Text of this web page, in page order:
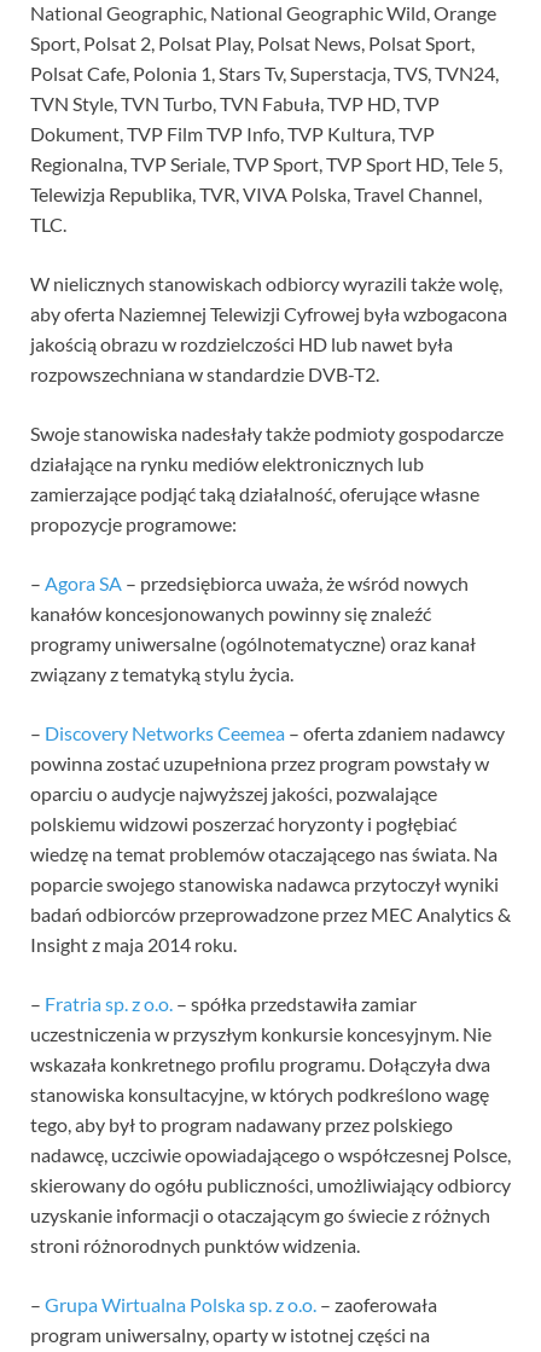
National Geographic, National Geographic Wild, Orange
Sport, Polsat 2, Polsat Play, Polsat News, Polsat Sport,
Polsat Cafe, Polonia 1, Stars Tv, Superstacja, TVS, TVN24,
TVN Style, TVN Turbo, TVN Fabuła, TVP HD, TVP
Dokument, TVP Film TVP Info, TVP Kultura, TVP
Regionalna, TVP Seriale, TVP Sport, TVP Sport HD, Tele 5,
Telewizja Republika, TVR, VIVA Polska, Travel Channel,
TLC.
W nielicznych stanowiskach odbiorcy wyrazili także wolę,
aby oferta Naziemnej Telewizji Cyfrowej była wzbogacona
jakością obrazu w rozdzielczości HD lub nawet była
rozpowszechniana w standardzie DVB-T2.
Swoje stanowiska nadesłały także podmioty gospodarcze
działające na rynku mediów elektronicznych lub
zamierzające podjąć taką działalność, oferujące własne
propozycje programowe:
– Agora SA – przedsiębiorca uważa, że wśród nowych
kanałów koncesjonowanych powinny się znaleźć
programy uniwersalne (ogólnotematyczne) oraz kanał
związany z tematyką stylu życia.
– Discovery Networks Ceemea – oferta zdaniem nadawcy
powinna zostać uzupełniona przez program powstały w
oparciu o audycje najwyższej jakości, pozwalające
polskiemu widzowi poszerzać horyzonty i pogłębiać
wiedzę na temat problemów otaczającego nas świata. Na
poparcie swojego stanowiska nadawca przytoczył wyniki
badań odbiorców przeprowadzone przez MEC Analytics &
Insight z maja 2014 roku.
– Fratria sp. z o.o. – spółka przedstawiła zamiar
uczestniczenia w przyszłym konkursie koncesyjnym. Nie
wskazała konkretnego profilu programu. Dołączyła dwa
stanowiska konsultacyjne, w których podkreślono wagę
tego, aby był to program nadawany przez polskiego
nadawcę, uczciwie opowiadającego o współczesnej Polsce,
skierowany do ogółu publiczności, umożliwiający odbiorcy
uzyskanie informacji o otaczającym go świecie z różnych
stroni różnorodnych punktów widzenia.
– Grupa Wirtualna Polska sp. z o.o. – zaoferowała
program uniwersalny, oparty w istotnej części na